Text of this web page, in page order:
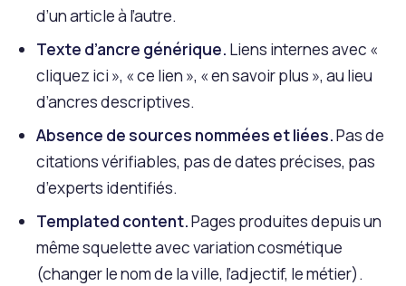
d’un article à l’autre.
Texte d’ancre générique. Liens internes avec «
cliquez ici », « ce lien », « en savoir plus », au lieu
d’ancres descriptives.
Absence de sources nommées et liées.Pas de
citations vérifiables, pas de dates précises, pas
d’experts identifiés.
Templated content.Pages produites depuis un
même squelette avec variation cosmétique
(changer le nom de la ville, l’adjectif, le métier).